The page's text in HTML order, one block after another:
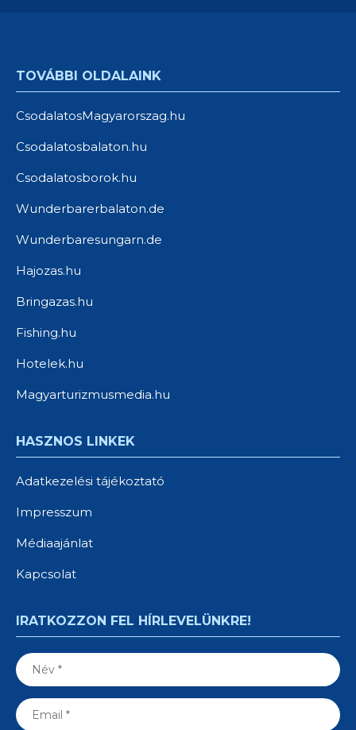
TOVÁBBI OLDALAINK
CsodalatosMagyarorszag.hu
Csodalatosbalaton.hu
Csodalatosborok.hu
Wunderbarerbalaton.de
Wunderbaresungarn.de
Hajozas.hu
Bringazas.hu
Fishing.hu
Hotelek.hu
Magyarturizmusmedia.hu
HASZNOS LINKEK
Adatkezelési tájékoztató
Impresszum
Médiaajánlat
Kapcsolat
IRATKOZZON FEL HÍRLEVELÜNKRE!